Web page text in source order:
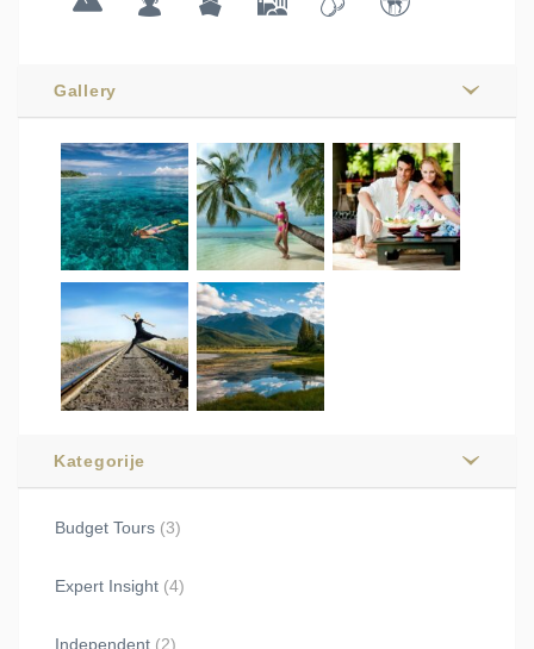
Gallery
Kategorije
Budget Tours (3)
Expert Insight (4)
Independent (2)